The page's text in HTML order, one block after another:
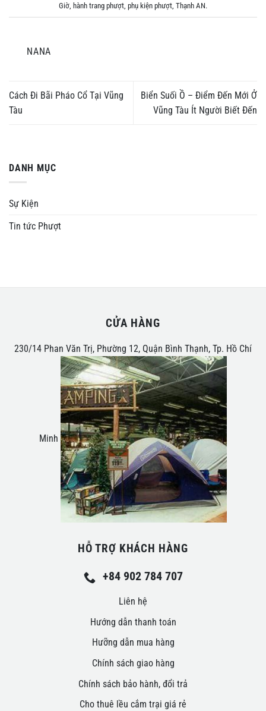
Giờ hành trang phượt phụ kiện phượt Thạnh AN.
NANA
Cách Đi Bãi Pháo Cổ Tại Vũng
Tàu
Biển Suối Ồ – Điểm Đến Mới Ở
Vũng Tàu Ít Người Biết Đến
DANH MỤC
Sự Kiện
Tin tức Phượt
CỬA HÀNG
230/14 Phan Văn Trị, Phường 12, Quận Bình Thạnh, Tp. Hồ Chí
Minh
HỖ TRỢ KHÁCH HÀNG
+84 902 784 707
Liên hệ
Hướng dẫn thanh toán
Hưỡng dẫn mua hàng
Chính sách giao hàng
Chính sách bảo hành, đổi trả
Cho thuê lều cắm trại giá rẻ